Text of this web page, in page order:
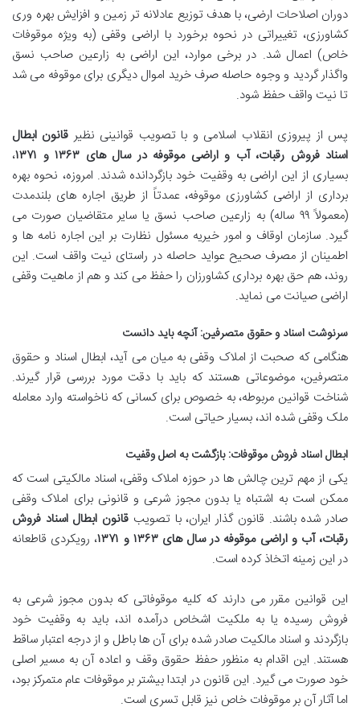
دوران اصلاحات ارضی، با هدف توزیع عادلانه تر زمین و افزایش بهره وری
کشاورزی، تغییراتی در نحوه برخورد با اراضی وقفی (به ویژه موقوفات
خاص) اعمال شد. در برخی موارد، این اراضی به زارعین صاحب نسق
واگذار گردید و وجوه حاصله صرف خرید اموال دیگری برای موقوفه می شد
تا نیت واقف حفظ شود.
پس از پیروزی انقلاب اسلامی و با تصویب قوانینی نظیر قانون ابطال
اسناد فروش رقبات، آب و اراضی موقوفه در سال های ۱۳۶۳ و ۱۳۷۱
،
بسیاری از این اراضی به وقفیت خود بازگردانده شدند. امروزه، نحوه بهره
برداری از اراضی کشاورزی موقوفه، عمدتاً از طریق اجاره های بلندمدت
(معمولاً ۹۹ ساله) به زارعین صاحب نسق یا سایر متقاضیان صورت می
گیرد. سازمان اوقاف و امور خیریه مسئول نظارت بر این اجاره نامه ها و
اطمینان از مصرف صحیح عواید حاصله در راستای نیت واقف است. این
روند، هم حق بهره برداری کشاورزان را حفظ می کند و هم از ماهیت وقفی
اراضی صیانت می نماید.
سرنوشت اسناد و حقوق متصرفین: آنچه باید دانست
هنگامی که صحبت از املاک وقفی به میان می آید، ابطال اسناد و حقوق
متصرفین، موضوعاتی هستند که باید با دقت مورد بررسی قرار گیرند.
شناخت قوانین مربوطه، به خصوص برای کسانی که ناخواسته وارد معامله
ملک وقفی شده اند، بسیار حیاتی است.
ابطال اسناد فروش موقوفات: بازگشت به اصل وقفیت
یکی از مهم ترین چالش ها در حوزه املاک وقفی، اسناد مالکیتی است که
ممکن است به اشتباه یا بدون مجوز شرعی و قانونی برای املاک وقفی
صادر شده باشند. قانون گذار ایران، با تصویب قانون ابطال اسناد فروش
رقبات، آب و اراضی موقوفه در سال های ۱۳۶۳ و ۱۳۷۱
، رویکردی قاطعانه
در این زمینه اتخاذ کرده است.
این قوانین مقرر می دارند که کلیه موقوفاتی که بدون مجوز شرعی به
فروش رسیده یا به ملکیت اشخاص درآمده اند، باید به وقفیت خود
بازگردند و اسناد مالکیت صادر شده برای آن ها باطل و از درجه اعتبار ساقط
هستند. این اقدام به منظور حفظ حقوق وقف و اعاده آن به مسیر اصلی
خود صورت می گیرد. این قانون در ابتدا بیشتر بر موقوفات عام متمرکز بود،
اما آثار آن بر موقوفات خاص نیز قابل تسری است.